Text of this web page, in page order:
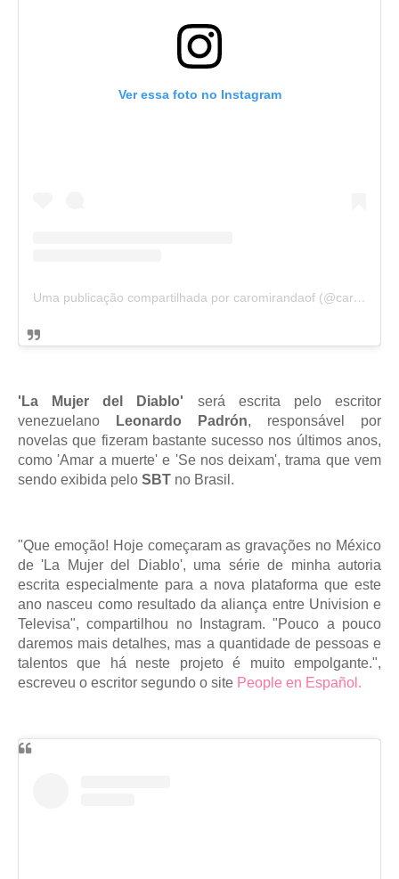
Ver essa foto no Instagram
Uma publicação compartilhada por caromirandaof (@caromirandaof)
'La Mujer del Diablo' será escrita pelo escritor
venezuelano
Leonardo Padrón, responsável por
novelas que fizeram bastante sucesso nos últimos anos,
como 'Amar a muerte' e 'Se nos deixam', trama que vem
sendo exibida pelo SBT no Brasil.
"Que emoção! Hoje começaram as gravações no México
de 'La Mujer del Diablo', uma série de minha autoria
escrita especialmente para a nova plataforma que este
ano nasceu como resultado da aliança entre Univision e
Televisa", compartilhou no Instagram. "Pouco a pouco
daremos mais detalhes, mas a quantidade de pessoas e
talentos que há neste projeto é muito empolgante.",
escreveu o escritor segundo o site People en Español.